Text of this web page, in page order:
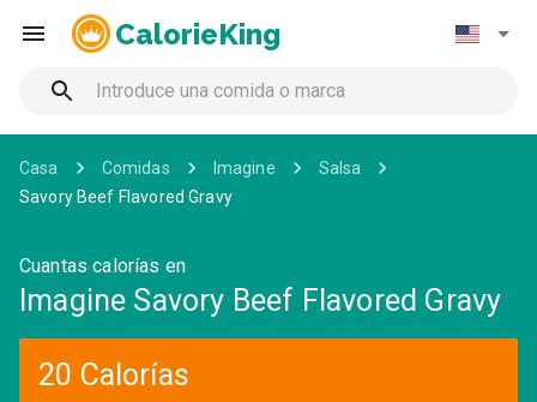
CalorieKing
Casa Comidas Imagine
Salsa
Savory Beef Flavored Gravy
Cuantas calorías en
Imagine Savory Beef Flavored Gravy
20 Calorías